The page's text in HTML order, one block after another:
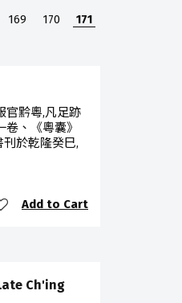
169 170 171
官黔粵,凡足跡
、《粵囊》
於乾隆癸巳,
Add to Cart
Ch'ing